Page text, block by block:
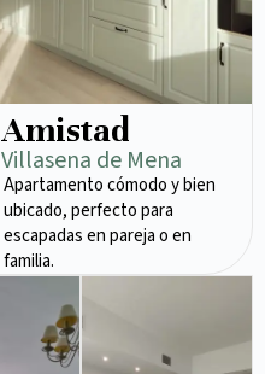
Amistad
Villasena de Mena
Apartamento cómodo y bien
ubicado, perfecto para
escapadas en pareja o en
familia.